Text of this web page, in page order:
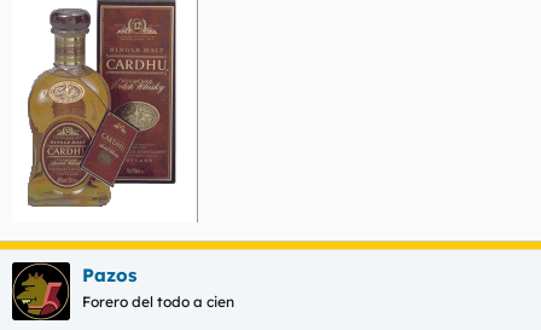
Pazos
Forero del todo a cien